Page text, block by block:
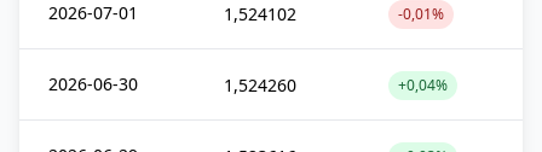
2026-07-01 1,524102 -0,01%
2026-06-30 1,524260 +0,04%